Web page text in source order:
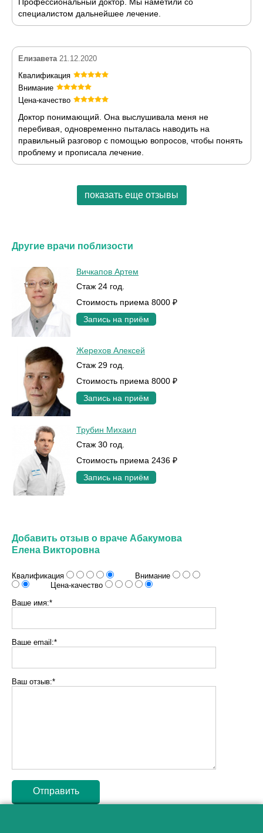
специалистом дальнейшее лечение.
Елизавета 21.12.2020
Квалификация
Внимание
Цена-качество
Доктор понимающий. Она выслушивала меня не
перебивая, одновременно пыталась наводить на
правильный разговор с помощью вопросов, чтобы понять
проблему и прописала лечение.
показать еще отзывы
Другие врачи поблизости
Вичкапов Артем
Стаж 24 год.
Стоимость приема 8000 ₽
Запись на приём
Жерехов Алексей
Стаж 29 год.
Стоимость приема 8000 ₽
Запись на приём
Трубин Михаил
Стаж 30 год.
Стоимость приема 2436 ₽
Запись на приём
Добавить отзыв о враче Абакумова
Елена Викторовна
Квалификация
Внимание
Цена-качество
Ваше имя:*
Ваше email:*
Ваш отзыв:*